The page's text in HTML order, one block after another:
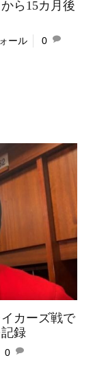
ら15カ月後
ール 0
カーズ戦で
録
0